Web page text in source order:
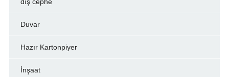
Duvar
Hazır Kartonpiyer
İnşaat